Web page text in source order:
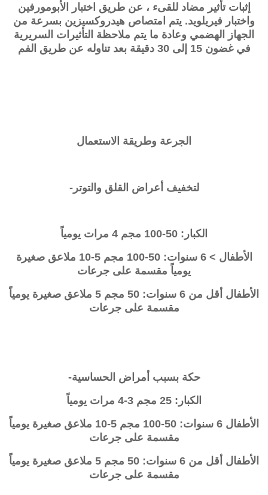
إثبات تأثير مضاد للقىء ، عن طريق اختبار الأبومورفين
واختبار فيريلويد. يتم امتصاص هيدروكسيزين بسرعة من
الجهاز الهضمي وعادة ما يتم ملاحظة التأثيرات السريرية
في غضون 15 إلى 30 دقيقة بعد تناوله عن طريق الفم
الجرعة وطريقة الاستعمال
لتخفيف أعراض القلق والتوتر-
الكبار: 50-100 مجم 4 مرات يومياً
الأطفال > 6 سنوات: 50-100 مجم 5-10 ملاعق صغيرة
يومياً مقسمة على جرعات
الأطفال أقل من 6 سنوات: 50 مجم 5 ملاعق صغيرة يومياً
مقسمة على جرعات
حكة بسبب أمراض الحساسية-
الكبار: 25 مجم 3-4 مرات يومياً
الأطفال 6 سنوات: 50-100 مجم 5-10 ملاعق صغيرة يومياً
مقسمة على جرعات
الأطفال أقل من 6 سنوات: 50 مجم 5 ملاعق صغيرة يومياً
مقسمة على جرعات